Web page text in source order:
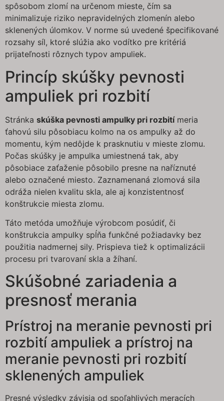
spôsobom zlomí na určenom mieste, čím sa
minimalizuje riziko nepravidelných zlomenín alebo
sklenených úlomkov. V norme sú uvedené špecifikované
rozsahy síl, ktoré slúžia ako vodítko pre kritériá
prijateľnosti rôznych typov ampuliek.
Princíp skúšky pevnosti
ampuliek pri rozbití
Stránka skúška pevnosti ampulky pri rozbitímeria
ťahovú silu pôsobiacu kolmo na os ampulky až do
momentu, kým nedôjde k prasknutiu v mieste zlomu.
Počas skúšky je ampulka umiestnená tak, aby
pôsobiace zaťaženie pôsobilo presne na naříznuté
alebo označené miesto. Zaznamenaná zlomová sila
odráža nielen kvalitu skla, ale aj konzistentnosť
konštrukcie miesta zlomu.
Táto metóda umožňuje výrobcom posúdiť, či
konštrukcia ampulky spĺňa funkčné požiadavky bez
použitia nadmernej sily. Prispieva tiež k optimalizácii
procesu pri tvarovaní skla a žíhaní.
Skúšobné zariadenia a
presnosť merania
Prístroj na meranie pevnosti pri
rozbití ampuliek a prístroj na
meranie pevnosti pri rozbití
sklenených ampuliek
Presné výsledky závisia od spoľahlivých meracích